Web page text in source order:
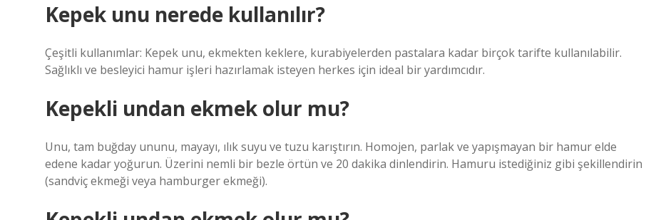
Kepek unu nerede kullanılır?
Çeşitli kullanımlar: Kepek unu, ekmekten keklere, kurabiyelerden pastalara kadar birçok tarifte kullanılabilir.
Sağlıklı ve besleyici hamur işleri hazırlamak isteyen herkes için ideal bir yardımcıdır.
Kepekli undan ekmek olur mu?
Unu, tam buğday ununu, mayayı, ılık suyu ve tuzu karıştırın. Homojen, parlak ve yapışmayan bir hamur elde
edene kadar yoğurun. Üzerini nemli bir bezle örtün ve 20 dakika dinlendirin. Hamuru istediğiniz gibi şekillendirin
(sandviç ekmeği veya hamburger ekmeği).